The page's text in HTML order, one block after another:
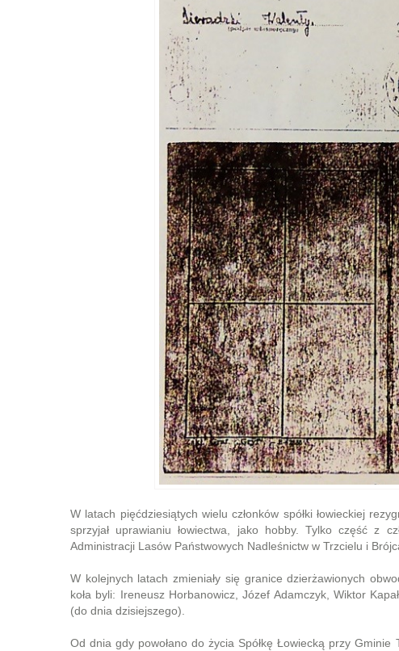
W latach pięćdziesiątych wielu członków spółki łowieckiej
sprzyjał uprawianiu łowiectwa, jako hobby. Tylko część z
Administracji Lasów Państwowych Nadleśnictw w Trzcielu i
W kolejnych latach zmieniały się granice dzierżawionych
koła byli: Ireneusz Horbanowicz, Józef Adamczyk, Wiktor
(do dnia dzisiejszego).
Od dnia gdy powołano do życia Spółkę Łowiecką przy